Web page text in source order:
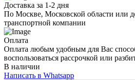
Доставка за 1-2 дня
По Москве, Московской области или
транспортной компании
Оплата
Оплата любым удобным для Вас
воспользоваться рассрочкой или
В наличии
Написать в Whatsapp